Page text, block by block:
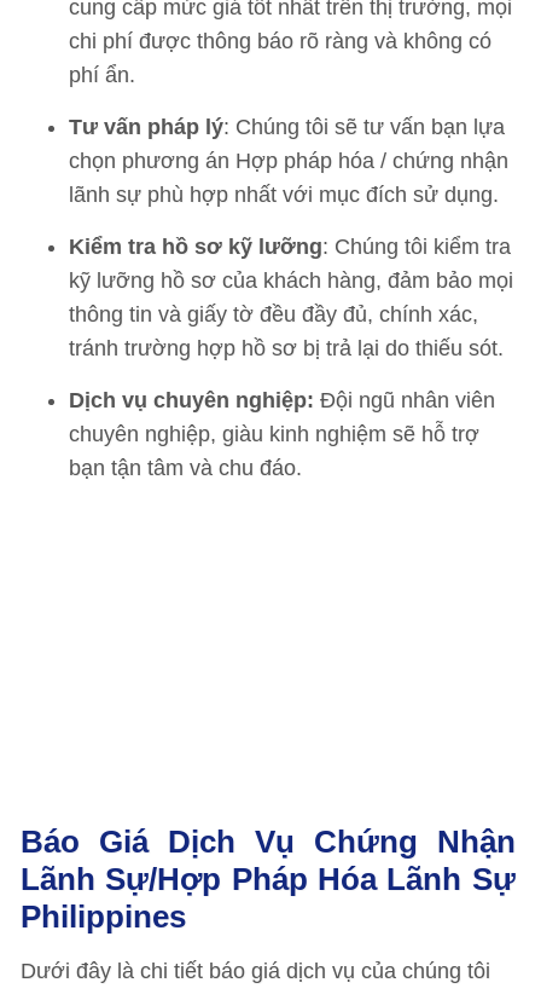
cung cấp mức giá tốt nhất trên thị trường, mọi
chi phí được thông báo rõ ràng và không có
phí ẩn.
Tư vấn pháp lý: Chúng tôi sẽ tư vấn bạn lựa
chọn phương án Hợp pháp hóa / chứng nhận
lãnh sự phù hợp nhất với mục đích sử dụng.
Kiểm tra hồ sơ kỹ lưỡng: Chúng tôi kiểm tra
kỹ lưỡng hồ sơ của khách hàng, đảm bảo mọi
thông tin và giấy tờ đều đầy đủ, chính xác,
tránh trường hợp hồ sơ bị trả lại do thiếu sót.
Dịch vụ chuyên nghiệp: Đội ngũ nhân viên
chuyên nghiệp, giàu kinh nghiệm sẽ hỗ trợ
bạn tận tâm và chu đáo.
Báo Giá Dịch Vụ Chứng Nhận
Lãnh Sự/hợp Pháp Hóa Lãnh Sự
Philippines
Dưới đây là chi tiết báo giá dịch vụ của chúng tôi